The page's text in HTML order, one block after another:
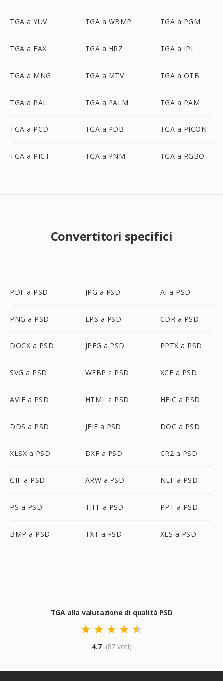
TGA a YUV TGA a WBMP TGA a PGM
TGA a FAX TGA a HRZ TGA a IPL
TGA a MNG TGA a MTV TGA a OTB
TGA a PAL TGA a PALM TGA a PAM
TGA a PCD TGA a PDB TGA a PICON
TGA a PICT TGA a PNM TGA a RGBO
Convertitori specifici
PDF a PSD JPG a PSD AI a PSD
PNG a PSD EPS a PSD CDR a PSD
DOCX a PSD JPEG a PSD PPTX a PSD
SVG a PSD WEBP a PSD XCF a PSD
AVIF a PSD HTML a PSD HEIC a PSD
DDS a PSD JFIF a PSD DOC a PSD
XLSX a PSD DXF a PSD CR2 a PSD
GIF a PSD ARW a PSD NEF a PSD
PS a PSD TIFF a PSD PPT a PSD
BMP a PSD TXT a PSD XLS a PSD
TGA alla valutazione di qualità PSD
4.7 (87 voti)